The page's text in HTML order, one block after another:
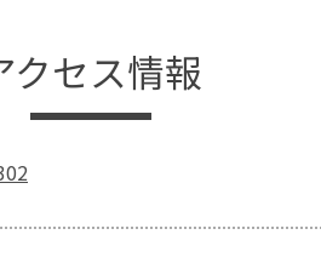
クセス情報